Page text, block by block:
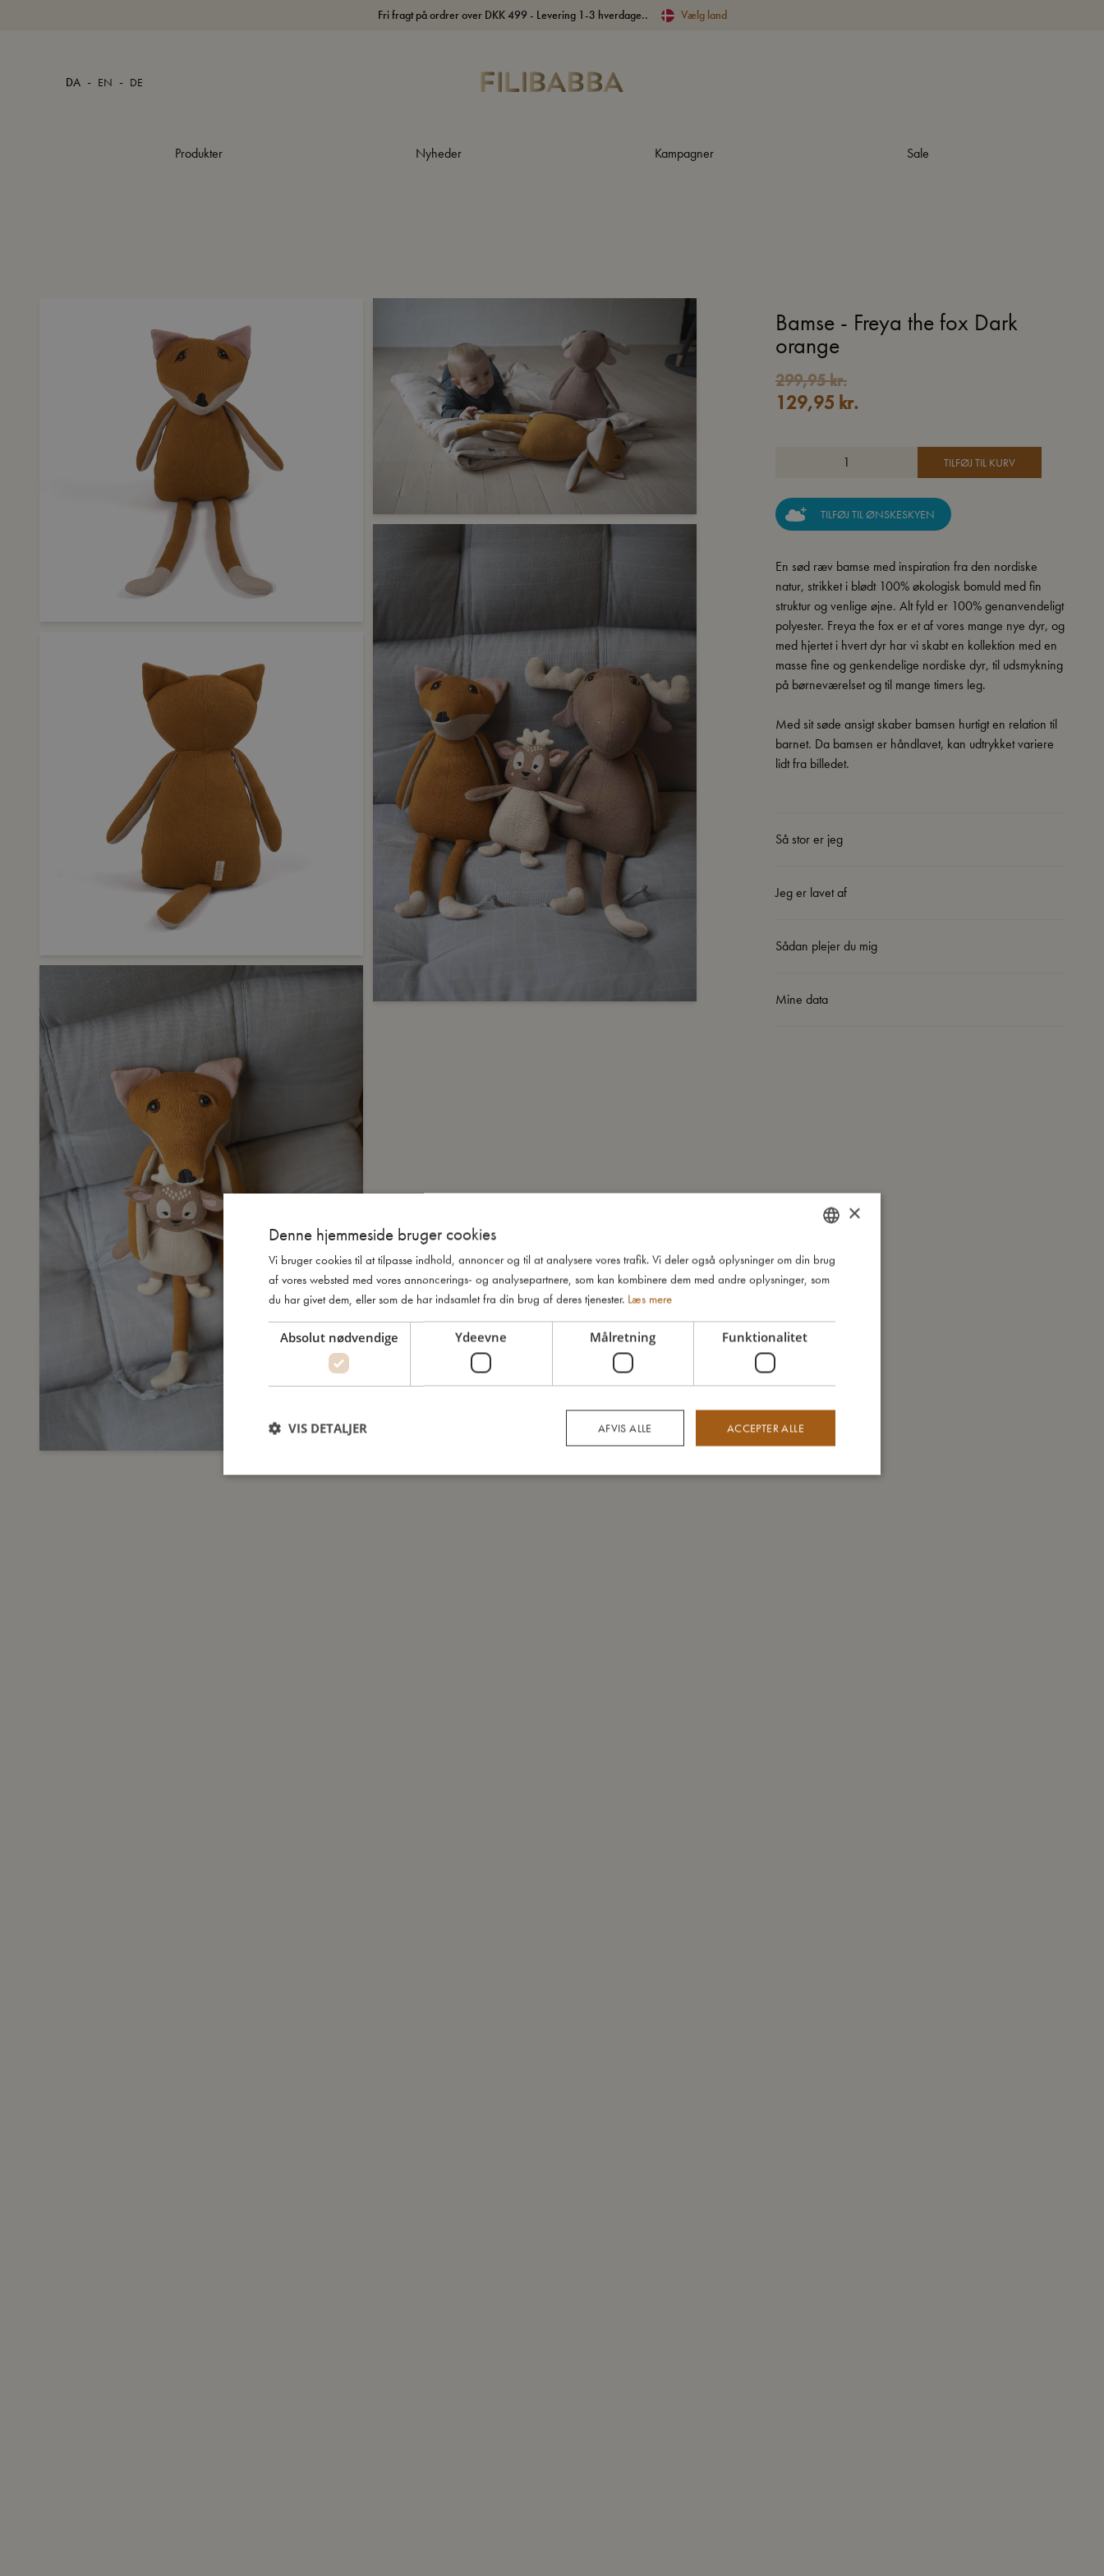
Fri fragt på ordrer over DKK 499 - Levering 1-3 hverdage.. Vælg land
DA - EN - DE
Produkter Nyheder Kampagner Sale
Bamse - Freya the fox Dark
orange
299,95kr.
Den
oprindelige
299,95 kr..
129,95 kr.
Den
aktuelle
129,95 kr..
TILFØJ TIL KURV
TILFØJ TIL ØNSKESKYEN
En sød ræv bamse med inspiration fra den nordiske
natur, strikket i blødt 100% økologisk bomuld med fin
struktur og venlige øjne. Alt fyld er 100% genanvendeligt
polyester. Freya the fox er et af vores mange nye dyr, og
med hjertet i hvert dyr har vi skabt en kollektion med en
masse fine og genkendelige nordiske dyr, til udsmykning
på børneværelset og til mange timers leg.
Med sit søde ansigt skaber bamsen hurtigt en relation til
barnet. Da bamsen er håndlavet, kan udtrykket variere
lidt fra billedet.
Så stor er jeg
Jeg er lavet af
Sådan plejer du mig
Mine data
DANISH
ENGLISH
×
Denne hjemmeside bruger cookies
Vi bruger cookies til at tilpasse indhold, annoncer og til at analysere vores trafik. Vi deler også oplysninger om din brug
af vores websted med vores annoncerings- og analysepartnere, som kan kombinere dem med andre oplysninger, som
du har givet dem, eller som de har indsamlet fra din brug af deres tjenester. Læs mere
Absolut nødvendige Ydeevne Målretning Funktionalitet
ACCEPTER ALLE
AFVIS ALLE
VIS DETALJER